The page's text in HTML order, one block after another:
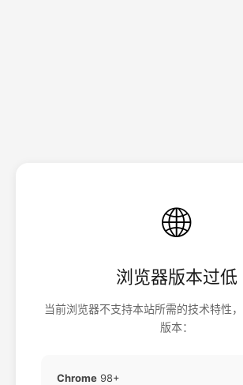
🌐
浏览器版本过低
当前浏览器不支持本站所需的技术特性
版本：
Chrome 98+